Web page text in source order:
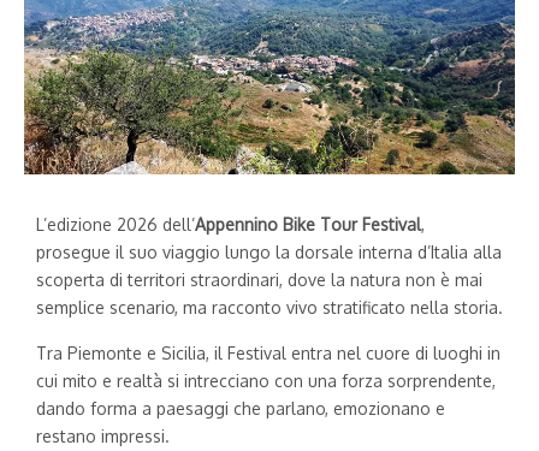
L’edizione 2026 dell’Appennino Bike Tour Festival,
prosegue il suo viaggio lungo la dorsale interna d’Italia alla
scoperta di territori straordinari, dove la natura non è mai
semplice scenario, ma racconto vivo stratificato nella storia.
Tra Piemonte e Sicilia, il Festival entra nel cuore di luoghi in
cui mito e realtà si intrecciano con una forza sorprendente,
dando forma a paesaggi che parlano, emozionano e
restano impressi.